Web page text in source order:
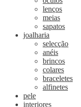
lenços
meias
sapatos
joalharia
selecção
anéis
brincos
colares
braceletes
alfinetes
pele
interiores